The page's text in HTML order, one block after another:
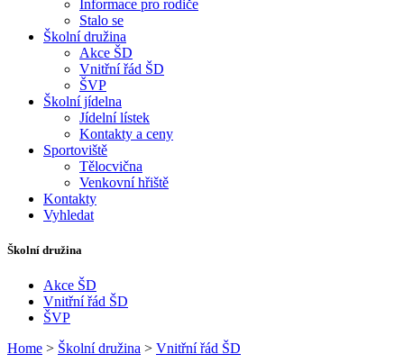
Informace pro rodiče
Stalo se
Školní družina
Akce ŠD
Vnitřní řád ŠD
ŠVP
Školní jídelna
Jídelní lístek
Kontakty a ceny
Sportoviště
Tělocvična
Venkovní hřiště
Kontakty
Vyhledat
Školní družina
Akce ŠD
Vnitřní řád ŠD
ŠVP
Home > Školní družina > Vnitřní řád ŠD